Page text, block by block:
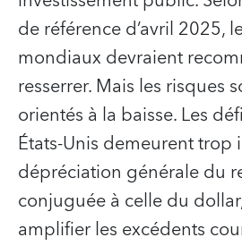
de référence d’avril 2025,
mondiaux devraient
resserrer. Mais les risques
orientés à la baisse. Les
États-Unis demeurent trop
dépréciation générale du
conjuguée à celle du
amplifier les excédents